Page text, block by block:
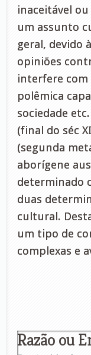
inaceitável
um assunto
geral, devido
opiniões
interfere com
polêmica
sociedade
(final do séc
(segunda
aborígene
determinado
duas
cultural.
um tipo de
complexas e
Razão ou